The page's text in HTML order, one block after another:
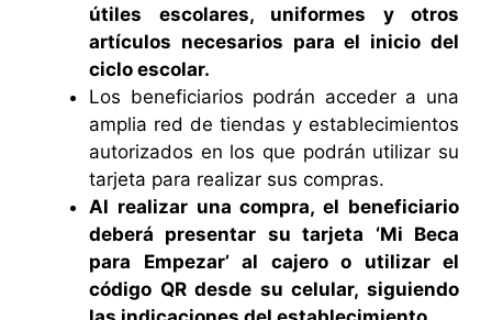
útiles escolares, uniformes y otros
artículos necesarios para el inicio del
ciclo escolar.
Los beneficiarios podrán acceder a una
amplia red de tiendas y establecimientos
autorizados en los que podrán utilizar su
tarjeta para realizar sus compras.
Al realizar una compra, el beneficiario
deberá presentar su tarjeta ‘Mi Beca
para Empezar’ al cajero o utilizar el
código QR desde su celular, siguiendo